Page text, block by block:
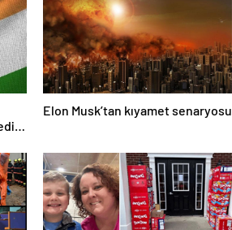
Elon Musk’tan kıyamet senaryosu